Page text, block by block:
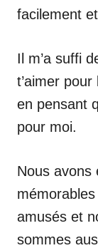
facilement
Il m’a suffi
t’aimer pour
en pensant
pour moi.
Nous avons
amusés et
sommes